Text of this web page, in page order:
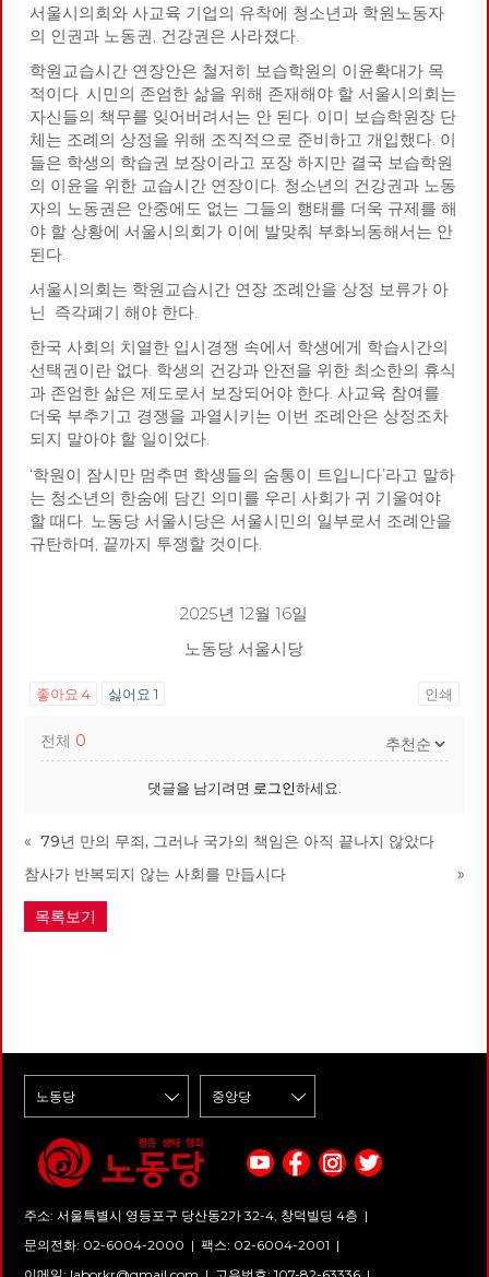
서울시의회와 사교육 기업의 유착에 청소년과 학원노동자
의 인권과 노동권, 건강권은 사라졌다.
학원교습시간 연장안은 철저히 보습학원의 이윤확대가 목
적이다. 시민의 존엄한 삶을 위해 존재해야 할 서울시의회는
자신들의 책무를 잊어버려서는 안 된다. 이미 보습학원장 단
체는 조례의 상정을 위해 조직적으로 준비하고 개입했다. 이
들은 학생의 학습권 보장이라고 포장 하지만 결국 보습학원
의 이윤을 위한 교습시간 연장이다. 청소년의 건강권과 노동
자의 노동권은 안중에도 없는 그들의 행태를 더욱 규제를 해
야 할 상황에 서울시의회가 이에 발맞춰 부화뇌동해서는 안
된다.
서울시의회는 학원교습시간 연장 조례안을 상정 보류가 아
닌 즉각폐기 해야 한다.
한국 사회의 치열한 입시경쟁 속에서 학생에게 학습시간의
선택권이란 없다. 학생의 건강과 안전을 위한 최소한의 휴식
과 존엄한 삶은 제도로서 보장되어야 한다. 사교육 참여를
더욱 부추기고 경쟁을 과열시키는 이번 조례안은 상정조차
되지 말아야 할 일이었다.
‘학원이 잠시만 멈추면 학생들의 숨통이 트입니다’라고 말하
는 청소년의 한숨에 담긴 의미를 우리 사회가 귀 기울여야
할 때다. 노동당 서울시당은 서울시민의 일부로서 조례안을
규탄하며, 끝까지 투쟁할 것이다.
2025년 12월 16일
노동당 서울시당
좋아요 4 싫어요 1 인쇄
전체 0
댓글을 남기려면 로그인하세요.
« 79년 만의 무죄, 그러나 국가의 책임은 아직 끝나지 않았다
참사가 반복되지 않는 사회를 만듭시다
»
목록보기
주소: 서울특별시 영등포구 당산동2가 32-4, 창덕빌딩 4층 |
문의전화: 02-6004-2000 | 팩스: 02-6004-2001 |